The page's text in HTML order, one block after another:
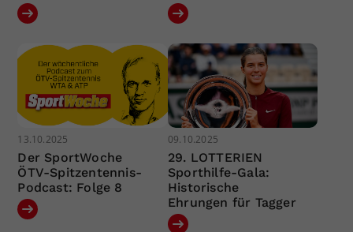
13.10.2025
Der SportWoche
ÖTV-Spitzentennis-
Podcast: Folge 8
09.10.2025
29. LOTTERIEN
Sporthilfe-Gala:
Historische
Ehrungen für Tagger